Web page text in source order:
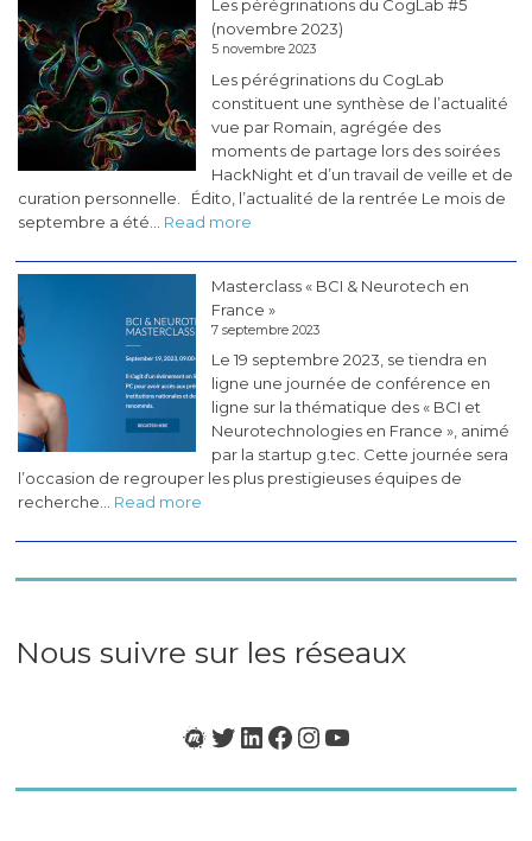
Les pérégrinations du CogLab #5
(novembre 2023)
5 novembre 2023
Les pérégrinations du CogLab
constituent une synthèse de l’actualité
vue par Romain, agrégée des
moments de partage lors des soirées
HackNight et d’un travail de veille et de
curation personnelle. Édito, l’actualité de la rentrée Le mois de
septembre a été… Read more
pérégrinations
du
CogLab
#5
(novembre
2023)
Masterclass « BCI & Neurotech en
France »
7 septembre 2023
Le 19 septembre 2023, se tiendra en
ligne une journée de conférence en
ligne sur la thématique des « BCI et
Neurotechnologies en France », animé
par la startup g.tec. Cette journée sera
l’occasion de regrouper les plus prestigieuses équipes de
recherche… Read more
«
France
Nous suivre sur les réseaux
Meetup
Twitter
LinkedIn
Facebook
Instagram
YouTube